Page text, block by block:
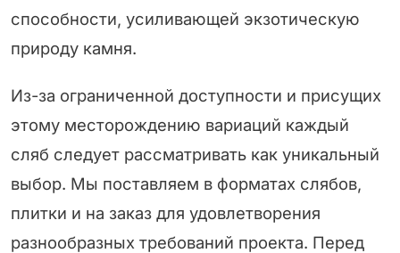
способности, усиливающей экзотическую
природу камня.
Из-за ограниченной доступности и присущих
этому месторождению вариаций каждый
сляб следует рассматривать как уникальный
выбор. Мы поставляем в форматах слябов,
плитки и на заказ для удовлетворения
разнообразных требований проекта. Перед